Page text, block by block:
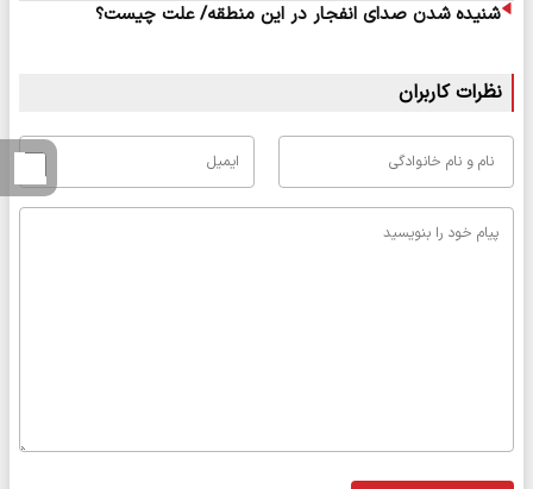
شنیده شدن صدای انفجار در این منطقه/ علت چیست؟
نظرات کاربران